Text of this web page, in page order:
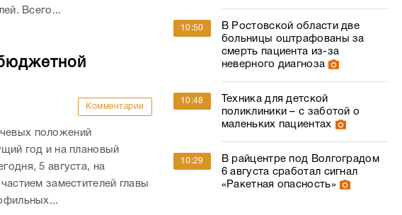
Всего...
Комментарии
положений
год и на плановый
5 августа, на
заместителей главы
10:50
В Ростовской области две
больницы оштрафованы за
смерть пациента из-за
неверного диагноза
10:48
Техника для детской
поликлиники – с заботой о
маленьких пациентах
10:29
В райцентре под Волгоградом
6 августа сработал сигнал
«Ракетная опасность»